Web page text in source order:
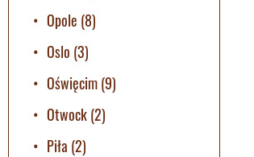
Opole (8)
Oslo (3)
Oświęcim(9)
Otwock(2)
Piła (2)